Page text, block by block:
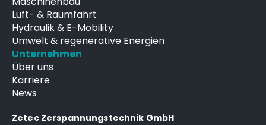
Luft- & Raumfahrt
Hydraulik & E-Mobility
Umwelt & regenerative Energien
Unternehmen
Über uns
Karriere
News
Zetec Zerspannungstechnik GmbH